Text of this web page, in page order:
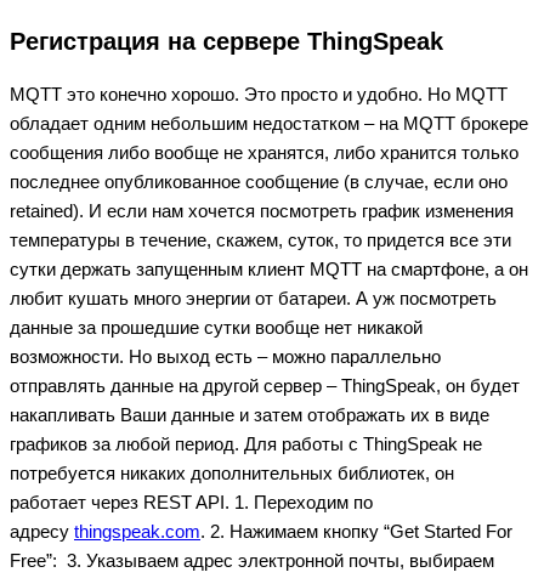
Регистрация на сервере ThingSpeak
MQTT это конечно хорошо. Это просто и удобно. Но MQTT
обладает одним небольшим недостатком – на MQTT брокере
сообщения либо вообще не хранятся, либо хранится только
последнее опубликованное сообщение (в случае, если оно
retained). И если нам хочется посмотреть график изменения
температуры в течение, скажем, суток, то придется все эти
сутки держать запущенным клиент MQTT на смартфоне, а он
любит кушать много энергии от батареи. А уж посмотреть
данные за прошедшие сутки вообще нет никакой
возможности. Но выход есть – можно параллельно
отправлять данные на другой сервер – ThingSpeak, он будет
накапливать Ваши данные и затем отображать их в виде
графиков за любой период. Для работы с ThingSpeak не
потребуется никаких дополнительных библиотек, он
работает через REST API. 1. Переходим по
адресу thingspeak.com. 2. Нажимаем кнопку “Get Started For
Free”: 3. Указываем адрес электронной почты, выбираем